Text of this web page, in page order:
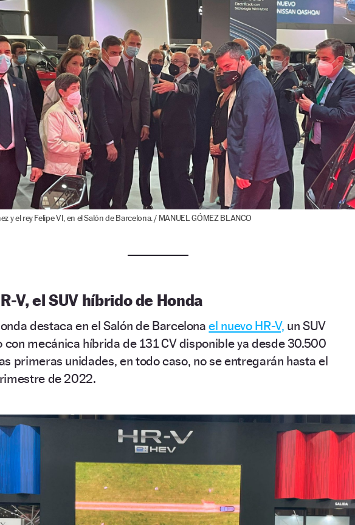
y el rey Felipe VI, en el Salón de Barcelona. / MANUEL GÓMEZ BLANCO
V, el SUV híbrido de Honda
destaca en el Salón de Barcelonael nuevo HR-V, un SUV
con mecánica híbrida de 131 CV disponible ya desde 30.500
primeras unidades, en todo caso, no se entregarán hasta el
de 2022.